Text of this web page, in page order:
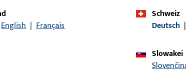
PDF
English | Français
Schweiz
Deutsch |
Slowakei